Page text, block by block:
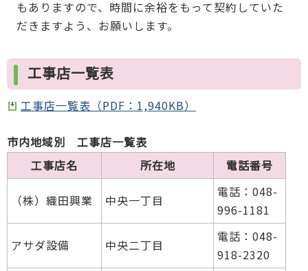
もありますので、時間に余裕をもって契約していた
だきますよう、お願いします。
工事店一覧表
工事店一覧表（PDF：1,940KB）
市内地域別 工事店一覧表
工事店名
所在地 電話番号
（株）織田興業 中央一丁目
電話：048-
996-1181
アサダ設備 中央二丁目
電話：048-
918-2320